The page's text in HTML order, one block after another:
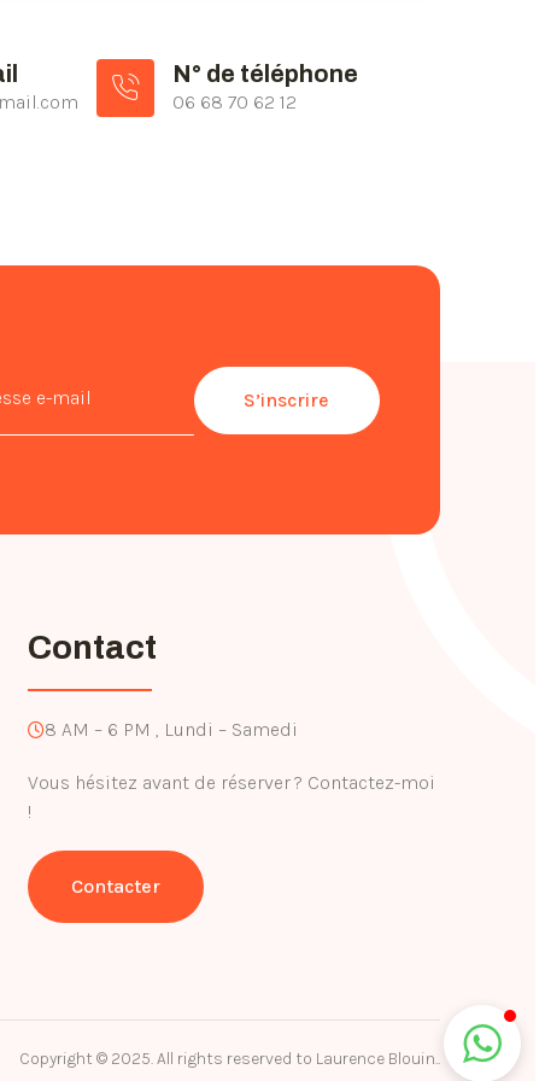
N° de téléphone
06 68 70 62 12
S’inscrire
Contact
8 AM – 6 PM , Lundi – Samedi
Vous hésitez avant de réserver ? Contactez-moi
!
Contacter
Copyright © 2025. All rights reserved to Laurence Blouin..